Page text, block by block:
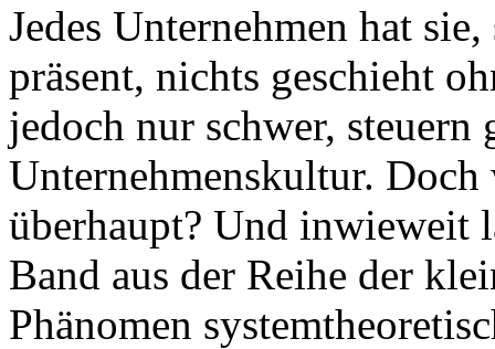
Jedes Unternehmen hat
präsent, nichts geschieht
jedoch nur schwer, steuern
Unternehmenskultur.
überhaupt? Und inwieweit
Band aus der Reihe der
Phänomen